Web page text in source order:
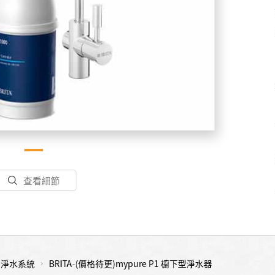
查看細節
淨水系統 BRITA-(價格待更)mypure P1 櫥下型淨水器